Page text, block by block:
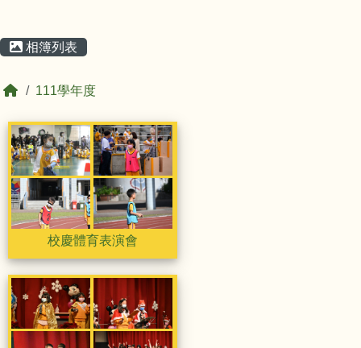
相簿列表
回首頁111學年度
相簿列表 校慶體育表演會
校慶體育表演會
校慶體育表演會
歡樂聖誕節社團成果展演
歡樂聖誕節社團成果展演